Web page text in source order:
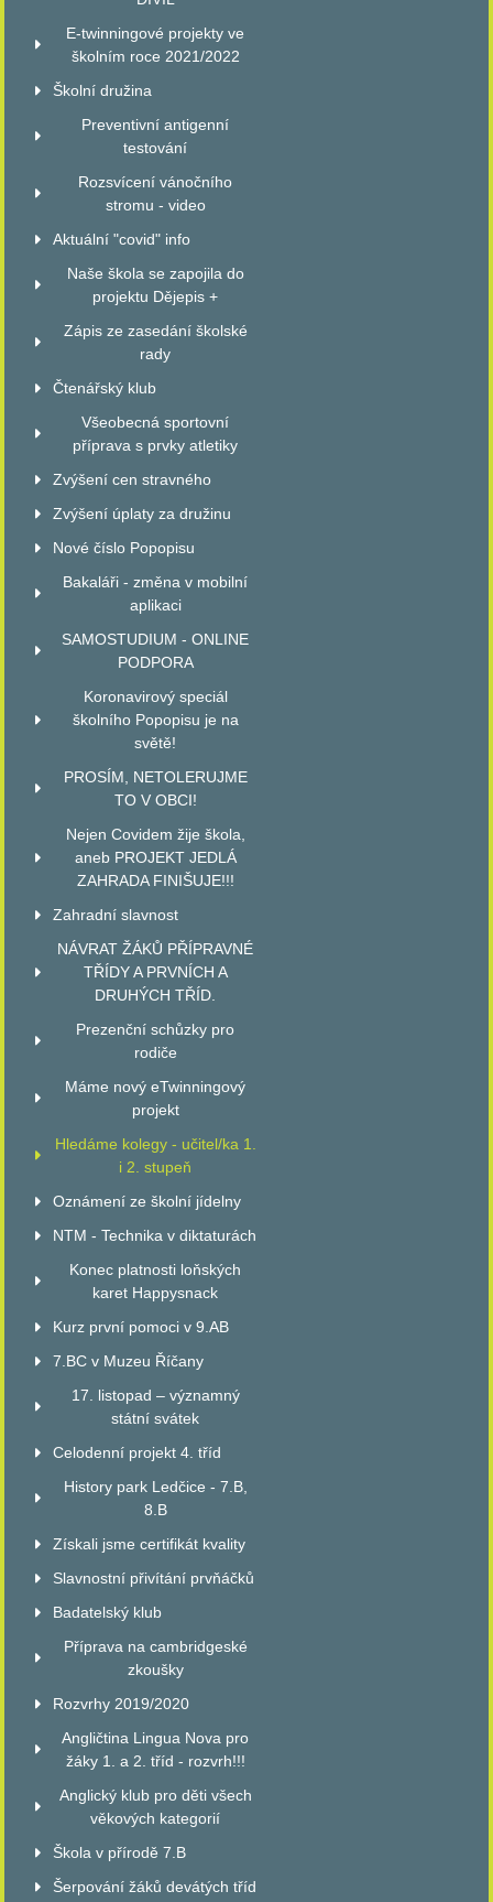
E-twinningové projekty ve
školním roce 2021/2022
Školní družina
Preventivní antigenní
testování
Rozsvícení vánočního
stromu - video
Aktuální "covid" info
Naše škola se zapojila do
projektu Dějepis +
Zápis ze zasedání školské
rady
Čtenářský klub
Všeobecná sportovní
příprava s prvky atletiky
Zvýšení cen stravného
Zvýšení úplaty za družinu
Nové číslo Popopisu
Bakaláři - změna v mobilní
aplikaci
SAMOSTUDIUM - ONLINE
PODPORA
Koronavirový speciál
školního Popopisu je na
světě!
PROSÍM, NETOLERUJME
TO V OBCI!
Nejen Covidem žije škola,
aneb PROJEKT JEDLÁ
ZAHRADA FINIŠUJE!!!
Zahradní slavnost
NÁVRAT ŽÁKŮ PŘÍPRAVNÉ
TŘÍDY A PRVNÍCH A
DRUHÝCH TŘÍD.
Prezenční schůzky pro
rodiče
Máme nový eTwinningový
projekt
Hledáme kolegy - učitel/ka 1.
i 2. stupeň
Oznámení ze školní jídelny
NTM - Technika v diktaturách
Konec platnosti loňských
karet Happysnack
Kurz první pomoci v 9.AB
7.BC v Muzeu Říčany
17. listopad – významný
státní svátek
Celodenní projekt 4. tříd
History park Ledčice - 7.B,
8.B
Získali jsme certifikát kvality
Slavnostní přivítání prvňáčků
Badatelský klub
Příprava na cambridgeské
zkoušky
Rozvrhy 2019/2020
Angličtina Lingua Nova pro
žáky 1. a 2. tříd - rozvrh!!!
Anglický klub pro děti všech
věkových kategorií
Škola v přírodě 7.B
Šerpování žáků devátých tříd